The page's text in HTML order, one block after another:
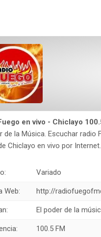
en vivo - Chiclayo
de la Música. Escuchar radio
Chiclayo en vivo por Internet.
Variado
Web: http://
El poder de la
100.5 FM